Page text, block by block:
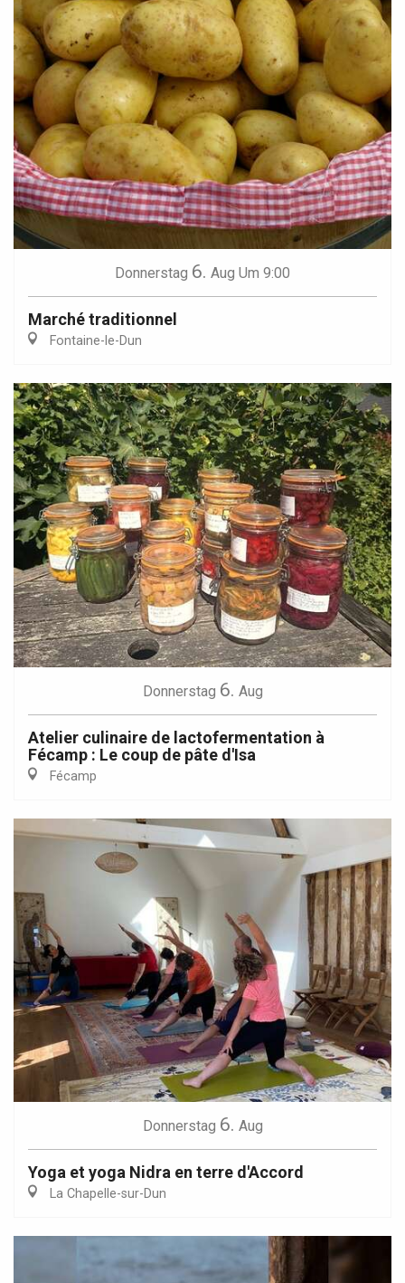
Donnerstag 6. Aug Um 9:00
Marché traditionnel
Fontaine-le-Dun
Donnerstag 6. Aug
Atelier culinaire de lactofermentation à
Fécamp : Le coup de pâte d'Isa
Fécamp
Donnerstag 6. Aug
Yoga et yoga Nidra en terre d'Accord
La Chapelle-sur-Dun